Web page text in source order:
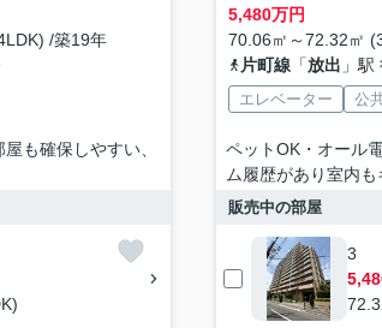
/築19年
も確保しやすい、
5,480万円
70.06㎡～72.32㎡
片町線「放出 」
エレベーター 公
ペットOK・オール
ム履歴があり室内も
販売中の部屋
3